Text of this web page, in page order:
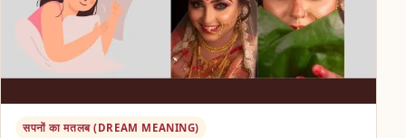
सपनों का मतलब (DREAM MEANING)